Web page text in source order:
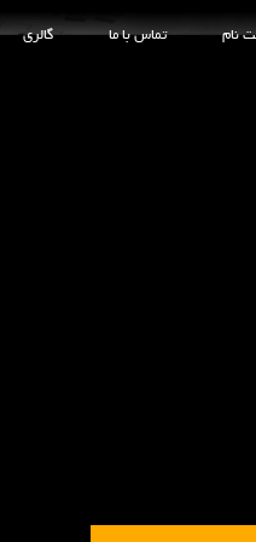
نام تماس با ما گالری